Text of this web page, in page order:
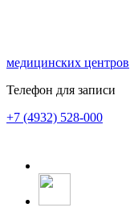
медицинских центров
Телефон для записи
+7 (4932) 528-000